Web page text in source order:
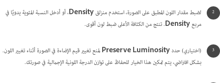
لضبط مقدار اللون المطبق على الصورة، استخدم منزلقDensity، أو أدخل النسبة المئوية يدويًا في
مربعDensity. تنتج من الكثافة الأعلى ضبط لون أقوى.
(اختياري) حددPreserve Luminosityلمنع تغيير قيم الإضاءة في الصورة أثناء تغيير اللون.
بشكل افتراضي، يتم تمكين هذا الخيار للحفاظ على توازن الدرجة اللونية الإجمالية في صورتك.